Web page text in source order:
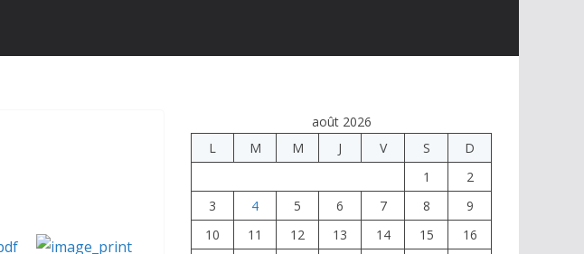
août 2026
L
M M J V S
D
1
2
3
4 5 6 7 8
9
10
11 12 13 14 15
16